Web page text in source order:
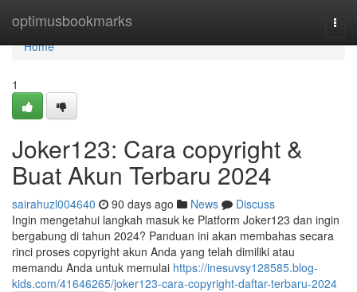
optimusbookmarks
Home
Home
1
Joker123: Cara copyright &
Buat Akun Terbaru 2024
sairahuzl004640 90 days ago News
Discuss
Ingin mengetahui langkah masuk ke Platform Joker123 dan ingin
bergabung di tahun 2024? Panduan ini akan membahas secara
rinci proses copyright akun Anda yang telah dimiliki atau
memandu Anda untuk memulai https://inesuvsy128585.blog-
kids.com/41646265/joker123-cara-copyright-daftar-terbaru-2024